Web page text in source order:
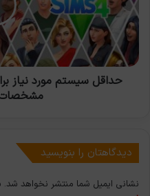
برای
اجرای
بازی
The
Sims
مشخصات
دیدگاهتان را بنویسید
نشانی ایمیل شما منتشر نخواهد شد.